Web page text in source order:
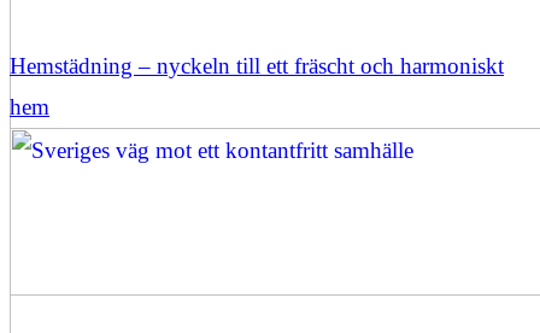
Hemstädning – nyckeln till ett fräscht och harmoniskt
hem